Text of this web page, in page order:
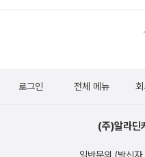
로그인 전체 메뉴
(주)알라딘